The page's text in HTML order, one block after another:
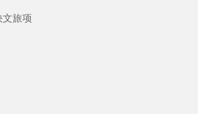
旅项